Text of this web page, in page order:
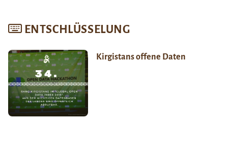
ENTSCHLÜSSELUNG
Kirgistans offene Daten